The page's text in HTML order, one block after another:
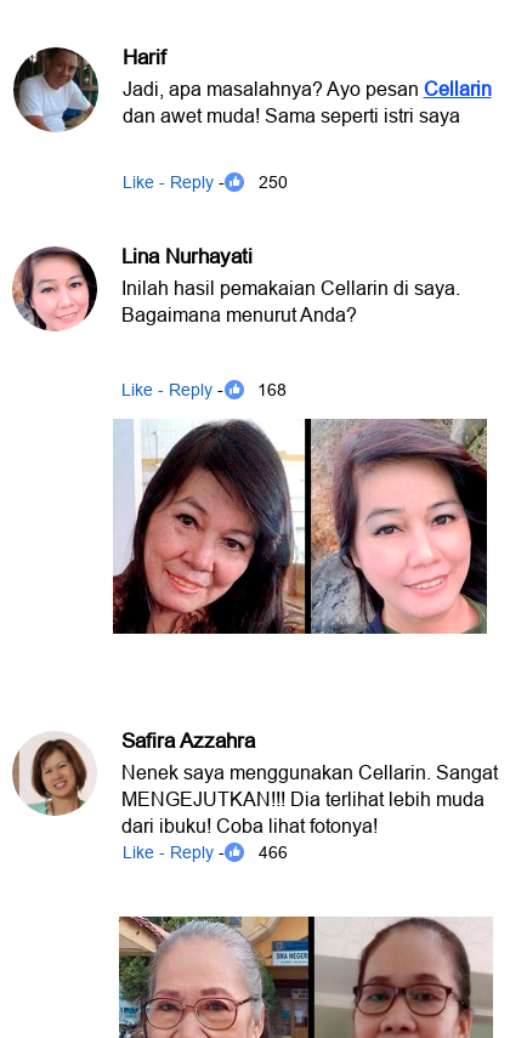
Harif
Jadi, apa masalahnya? Ayo pesan Cellarin
dan awet muda! Sama seperti istri saya
Like - Reply- 250
Safira Azzahra
Nenek saya menggunakan Cellarin. Sangat
MENGEJUTKAN!!! Dia terlihat lebih muda
dari ibuku! Coba lihat fotonya!
Like - Reply- 466
Lina Nurhayati
Inilah hasil pemakaian Cellarin di saya.
Bagaimana menurut Anda?
Like - Reply - 168